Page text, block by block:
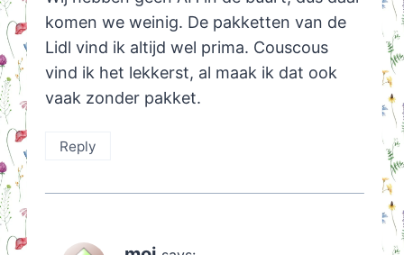
komen we weinig. De pakketten van de
Lidl vind ik altijd wel prima. Couscous
vind ik het lekkerst, al maak ik dat ook
vaak zonder pakket.
Reply